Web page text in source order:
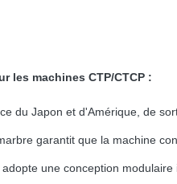
les machines CTP/CTCP :
du Japon et d'Amérique, de
garantit que la machine
une conception